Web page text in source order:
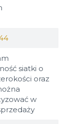
siatki o
oraz
w